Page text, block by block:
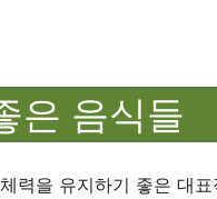
은 음식들
력을 유지하기 좋은 대